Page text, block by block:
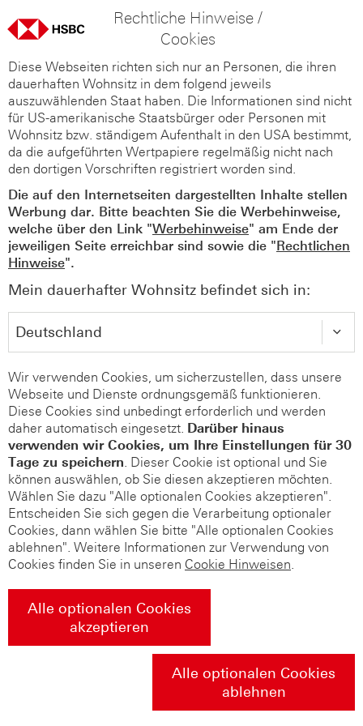
Rechtliche Hinweise /
Cookies
Diese Webseiten richten sich nur an Personen, die ihren
dauerhaften Wohnsitz in dem folgend jeweils
auszuwählenden Staat haben. Die Informationen sind nicht
für US-amerikanische Staatsbürger oder Personen mit
Wohnsitz bzw. ständigem Aufenthalt in den USA bestimmt,
da die aufgeführten Wertpapiere regelmäßig nicht nach
den dortigen Vorschriften registriert worden sind.
Die auf den Internetseiten dargestellten Inhalte stellen
Werbung dar. Bitte beachten Sie die Werbehinweise,
welche über den Link "Werbehinweise" am Ende der
jeweiligen Seite erreichbar sind sowie die "Rechtlichen
Hinweise".
Mein dauerhafter Wohnsitz befindet sich in:
Wir verwenden Cookies, um sicherzustellen, dass unsere
Webseite und Dienste ordnungsgemäß funktionieren.
Diese Cookies sind unbedingt erforderlich und werden
daher automatisch eingesetzt. Darüber hinaus
verwenden wir Cookies, um Ihre Einstellungen für 30
Tage zu speichern. Dieser Cookie ist optional und Sie
können auswählen, ob Sie diesen akzeptieren möchten.
Wählen Sie dazu "Alle optionalen Cookies akzeptieren".
Entscheiden Sie sich gegen die Verarbeitung optionaler
Cookies, dann wählen Sie bitte "Alle optionalen Cookies
ablehnen". Weitere Informationen zur Verwendung von
Cookies finden Sie in unseren Cookie Hinweisen.
Alle optionalen Cookies
akzeptieren
Alle optionalen Cookies
ablehnen